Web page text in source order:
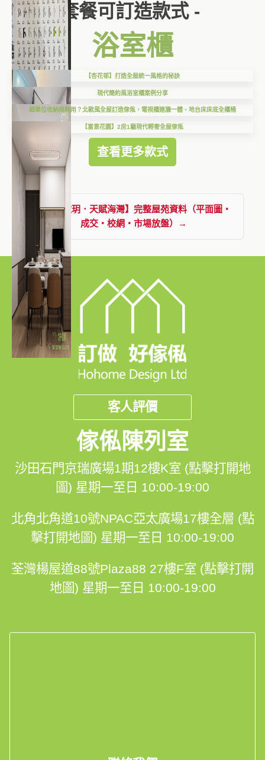
套餐可訂造款式 -
浴室櫃
【杏花邨】打造全屋統一風格的秘訣
現代簡約風浴室櫃案例分享
細單位收納唔夠用？北歐風全屋訂造傢俬，電視櫃連牆一體、地台床床底全櫃桶
【富景花園】2房1廳現代輕奢全屋傢俬
查看更多款式
查看【溋玥．天賦海灣】完整屋苑資料（平面圖・
成交・校網・市場放盤）→
客人評價
傢俬陳列室
沙田石門京瑞廣場1期12樓K室 (點擊打開地
圖) 星期一至日 10:00-19:00
北角北角道10號NPAC亞太廣場17樓全層 (點
擊打開地圖) 星期一至日 10:00-19:00
荃灣楊屋道88號Plaza88 27樓F室 (點擊打開
地圖) 星期一至日 10:00-19:00